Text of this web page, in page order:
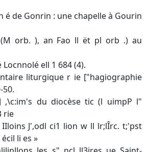
é de Gonrin : une chapelle à Gourin
orb. ), an Fao ll ët pl orb .) au
ell 1 684 (4).
liturgique r ie ["hagiographie
,\c:im's du diocèse tic (l uimpP l"
rie
J',odl ci1 lion w ll lr;lÎrc. t;'pst
li es »